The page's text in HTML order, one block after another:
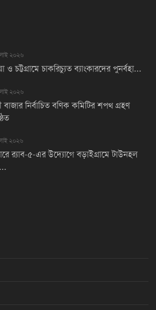
২০২৬
ও চট্টগ্রামে চাকরিচ্যুত ব্যাংকারদের পুনর্বহা...
২০২৬
নির্বাচিত বণিক কমিটির শপথ গ্রহণ
২০২৬
র‌্যাব-৫-এর উদ্যোগে বড়াইগ্রামে টাউনহল